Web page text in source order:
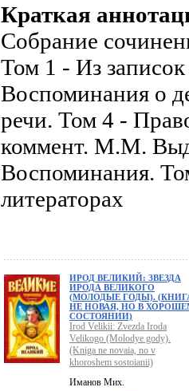
Краткая
Собрание
Том 1 - Из
Воспоминания о
речи. Том 4 -
коммент. М.М.
Воспоминания.
литераторах
ИРОД ВЕЛИКИЙ: ЗВЕЗДА
ИРОДА ВЕЛИКОГО
(МОЛОДЫЕ ГОДЫ).
НЕ НОВАЯ, НО В
СОСТОЯНИИ)
Irod Velikii: Zvezda Iroda
Velikogo (Molodye gody).
(Kniga ne novaia, no v
khoroshem sostoianii)
Иманов Мих.